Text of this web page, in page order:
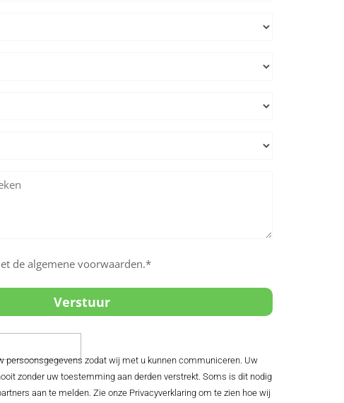
de algemene voorwaarden.*
persoonsgegevens zodat wij met u kunnen communiceren. Uw
zonder uw toestemming aan derden verstrekt. Soms is dit nodig
aan te melden. Zie onze Privacyverklaring om te zien hoe wij